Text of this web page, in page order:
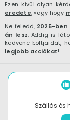
Ezen kívül olyan
eredete, vagy hogy
Ne feledd, 2025-ben
án lesz. Addig is
kedvenc boltjaidat,
legjobb akciókat!
Szállás és